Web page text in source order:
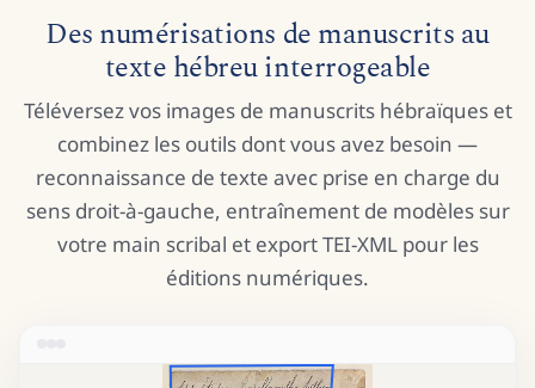
Des numérisations de manuscrits au
texte hébreu interrogeable
Téléversez vos images de manuscrits hébraïques et
combinez les outils dont vous avez besoin —
reconnaissance de texte avec prise en charge du
sens droit-à-gauche, entraînement de modèles sur
votre main scribal et export TEI-XML pour les
éditions numériques.